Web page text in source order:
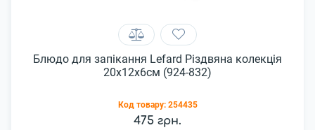
Блюдо для запікання Lefard Різдвяна колекція
20x12x6см (924-832)
Код товару: 254435
475 грн.